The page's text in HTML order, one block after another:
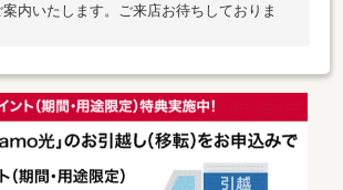
案内いたします。ご来店お待ちしておりま